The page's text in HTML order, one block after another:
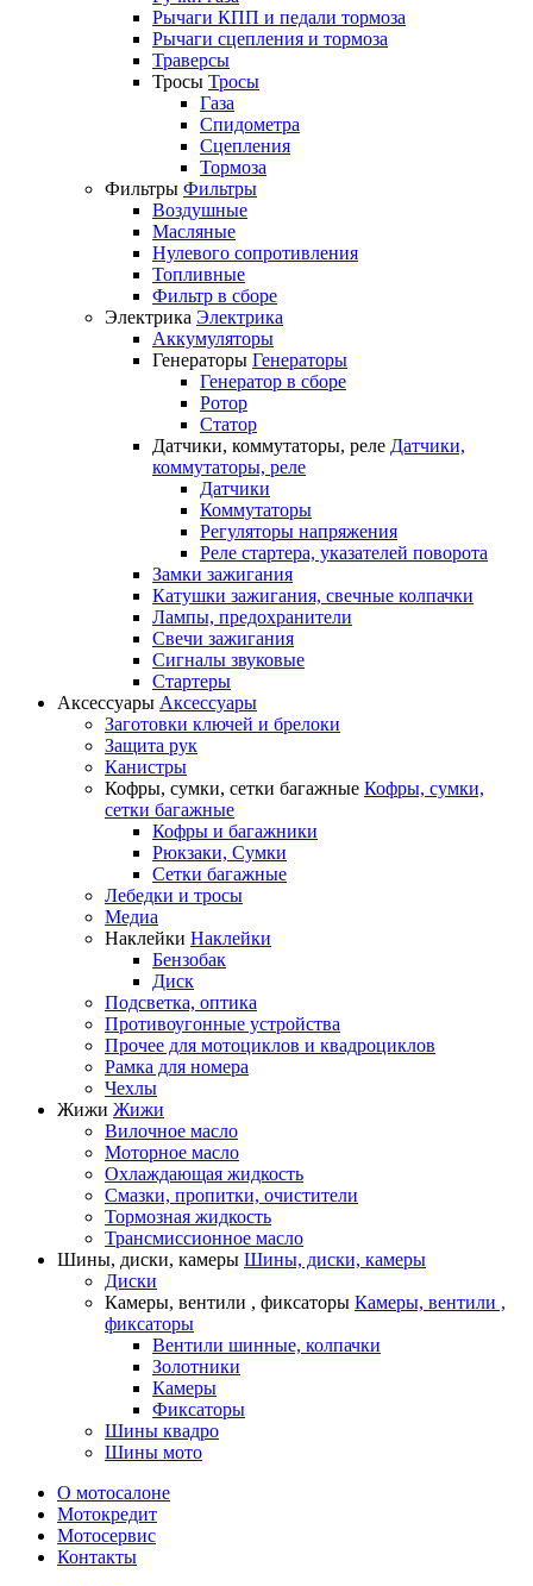
Рычаги КПП и педали тормоза
Рычаги сцепления и тормоза
Траверсы
Тросы Тросы
Газа
Спидометра
Сцепления
Тормоза
Фильтры Фильтры
Воздушные
Масляные
Нулевого сопротивления
Топливные
Фильтр в сборе
Электрика Электрика
Аккумуляторы
Генераторы Генераторы
Генератор в сборе
Ротор
Статор
Датчики, коммутаторы, реле Датчики,
коммутаторы, реле
Датчики
Коммутаторы
Регуляторы напряжения
Реле стартера, указателей поворота
Замки зажигания
Катушки зажигания, свечные колпачки
Лампы, предохранители
Свечи зажигания
Сигналы звуковые
Стартеры
Аксессуары Аксессуары
Заготовки ключей и брелоки
Защита рук
Канистры
Кофры, сумки, сетки багажные Кофры, сумки,
сетки багажные
Кофры и багажники
Рюкзаки, Сумки
Сетки багажные
Лебедки и тросы
Медиа
Наклейки Наклейки
Бензобак
Диск
Подсветка, оптика
Противоугонные устройства
Прочее для мотоциклов и квадроциклов
Рамка для номера
Чехлы
Жижи Жижи
Вилочное масло
Моторное масло
Охлаждающая жидкость
Смазки, пропитки, очистители
Тормозная жидкость
Трансмиссионное масло
Шины, диски, камеры Шины, диски, камеры
Диски
Камеры, вентили , фиксаторы Камеры, вентили ,
фиксаторы
Вентили шинные, колпачки
Золотники
Камеры
Фиксаторы
Шины квадро
Шины мото
О мотосалоне
Мотокредит
Мотосервис
Контакты